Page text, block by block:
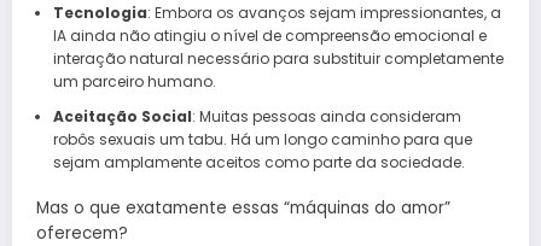
Tecnologia: Embora os avanços sejam impressionantes, a
IA ainda não atingiu o nível de compreensão emocional e
interação natural necessário para substituir completamente
um parceiro humano.
Aceitação Social: Muitas pessoas ainda consideram
robôs sexuais um tabu. Há um longo caminho para que
sejam amplamente aceitos como parte da sociedade.
Mas o que exatamente essas “máquinas do amor”
oferecem?